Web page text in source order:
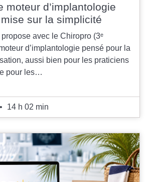
moteur d’implantologie
sur la simplicité
avec le Chiropro (3ᵉ
d’implantologie pensé pour la
aussi bien pour les praticiens
pour les…
14 h 02 min